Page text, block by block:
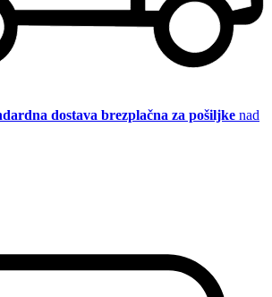
dostava brezplačna za pošiljke nad